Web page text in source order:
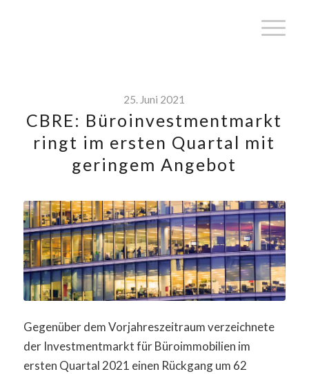
25. Juni 2021
CBRE: Büroinvestmentmarkt
ringt im ersten Quartal mit
geringem Angebot
Gegenüber dem Vorjahreszeitraum verzeichnete
der Investmentmarkt für Büroimmobilien im
ersten Quartal 2021 einen Rückgang um 62